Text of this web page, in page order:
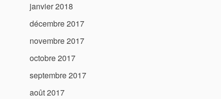
janvier 2018
décembre 2017
novembre 2017
octobre 2017
septembre 2017
août 2017